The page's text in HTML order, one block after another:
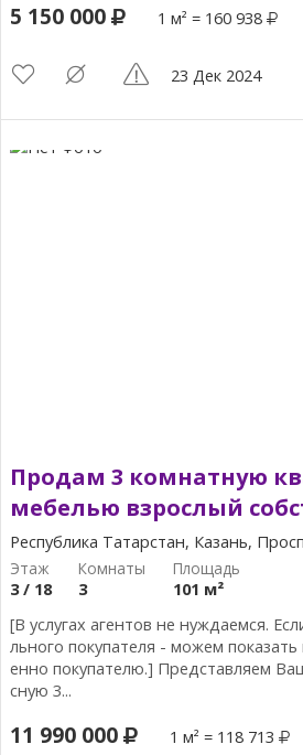
5 150 000 1 м² = 160 938
23 Дек 2024
Продам 3 комнатную
мебелью взрослый
Республика Татарстан, Казань,
3 / 18 3
101 м²
[В услугах агентов не нуждаемся.
льного покупателя - можем
енно покупателю.] Представляем
сную 3...
11 990 000 1 м² = 118 713